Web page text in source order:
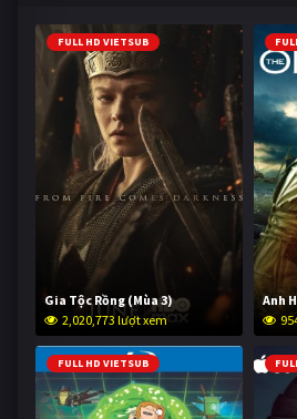
FULL HD VIETSUB
Gia Tộc Rồng (Mùa 3)
2,020,773 lượt xem
Anh
FULL HD VIETSUB